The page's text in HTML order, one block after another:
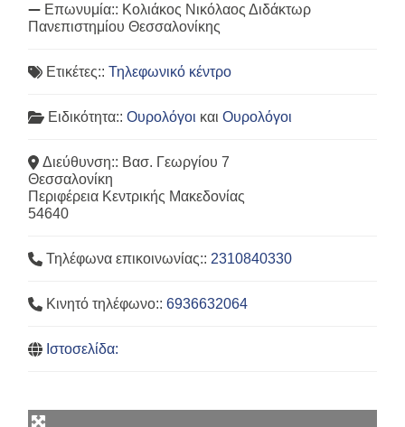
Επωνυμία:: Κολιάκος Νικόλαος Διδάκτωρ
Πανεπιστημίου Θεσσαλονίκης
Ετικέτες::Τηλεφωνικό κέντρο
Ειδικότητα::Ουρολόγοι καιΟυρολόγοι
Διεύθυνση:: Βασ. Γεωργίου 7
Θεσσαλονίκη
Περιφέρεια Κεντρικής Μακεδονίας
54640
Τηλέφωνα επικοινωνίας:: 2310840330
Κινητό τηλέφωνο::6936632064
Ιστοσελίδα: